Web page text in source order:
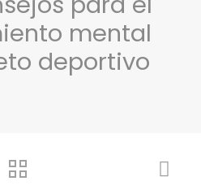
mental
deportivo